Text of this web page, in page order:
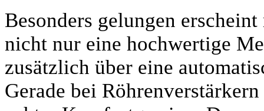
Besonders gelungen
nicht nur eine hochwertige
zusätzlich über eine
Gerade bei